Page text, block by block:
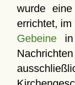
wurde
errichtet, im
Gebeinein